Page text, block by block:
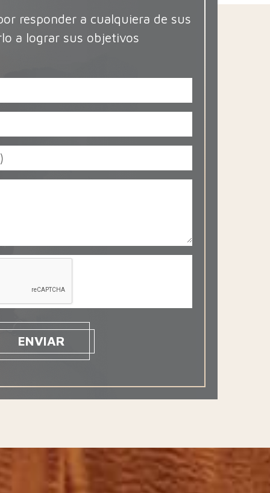
responder a cualquiera de sus
a lograr sus objetivos
ENVIAR